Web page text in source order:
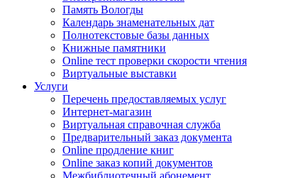
Память Вологды
Календарь знаменательных дат
Полнотекстовые базы данных
Книжные памятники
Online тест проверки скорости чтения
Виртуальные выставки
Услуги
Перечень предоставляемых услуг
Интернет-магазин
Виртуальная справочная служба
Предварительный заказ документа
Online продление книг
Online заказ копий документов
Межбиблиотечный абонемент